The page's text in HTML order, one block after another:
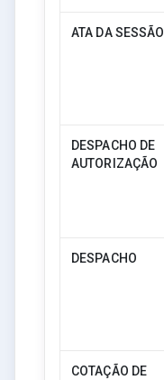
ATA DA SESSÃO
DESPACHO DE
AUTORIZAÇÃO
DESPACHO
COTAÇÃO DE